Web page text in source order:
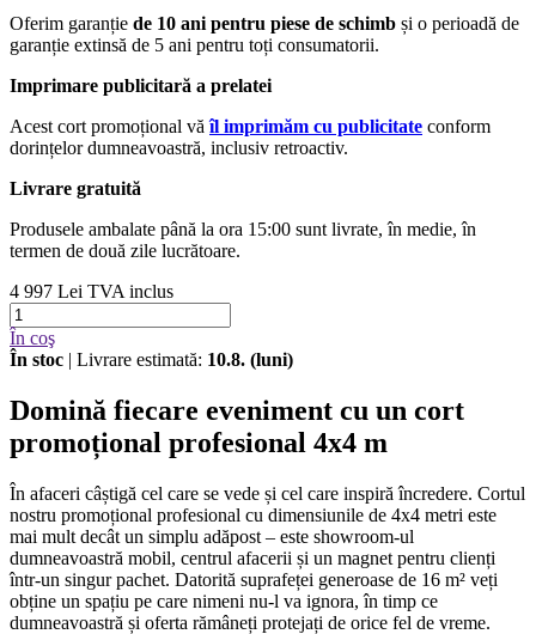
Oferim garanție de 10 ani pentru piese de schimb și o perioadă de
garanție extinsă de 5 ani pentru toți consumatorii.
Imprimare publicitară a prelatei
Acest cort promoțional văîl imprimăm cu publicitate conform
dorințelor dumneavoastră, inclusiv retroactiv.
Livrare gratuită
Produsele ambalate până la ora 15:00 sunt livrate, în medie, în
termen de două zile lucrătoare.
4 997 Lei TVA inclus
În coş
În stoc | Livrare estimată: 10.8. (luni)
Domină fiecare eveniment cu un cort
promoțional profesional 4x4 m
În afaceri câștigă cel care se vede și cel care inspiră încredere. Cortul
nostru promoțional profesional cu dimensiunile de 4x4 metri este
mai mult decât un simplu adăpost – este showroom-ul
dumneavoastră mobil, centrul afacerii și un magnet pentru clienți
într-un singur pachet. Datorită suprafeței generoase de 16 m² veți
obține un spațiu pe care nimeni nu-l va ignora, în timp ce
dumneavoastră și oferta rămâneți protejați de orice fel de vreme.